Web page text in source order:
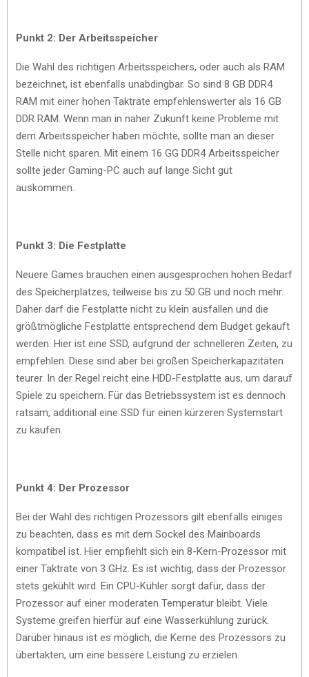
Punkt 2: Der Arbeitsspeicher
Die Wahl des richtigen Arbeitsspeichers, oder auch als RAM
bezeichnet, ist ebenfalls unabdingbar. So sind 8 GB DDR4
RAM mit einer hohen Taktrate empfehlenswerter als 16 GB
DDR RAM. Wenn man in naher Zukunft keine Probleme mit
dem Arbeitsspeicher haben möchte, sollte man an dieser
Stelle nicht sparen. Mit einem 16 GG DDR4 Arbeitsspeicher
sollte jeder Gaming-PC auch auf lange Sicht gut
auskommen.
Punkt 3: Die Festplatte
Neuere Games brauchen einen ausgesprochen hohen Bedarf
des Speicherplatzes, teilweise bis zu 50 GB und noch mehr.
Daher darf die Festplatte nicht zu klein ausfallen und die
größtmögliche Festplatte entsprechend dem Budget gekauft
werden. Hier ist eine SSD, aufgrund der schnelleren Zeiten, zu
empfehlen. Diese sind aber bei großen Speicherkapazitäten
teurer. In der Regel reicht eine HDD-Festplatte aus, um darauf
Spiele zu speichern. Für das Betriebssystem ist es dennoch
ratsam, additional eine SSD für einen kürzeren Systemstart
zu kaufen.
Punkt 4: Der Prozessor
Bei der Wahl des richtigen Prozessors gilt ebenfalls einiges
zu beachten, dass es mit dem Sockel des Mainboards
kompatibel ist. Hier empfiehlt sich ein 8-Kern-Prozessor mit
einer Taktrate von 3 GHz. Es ist wichtig, dass der Prozessor
stets gekühlt wird. Ein CPU-Kühler sorgt dafür, dass der
Prozessor auf einer moderaten Temperatur bleibt. Viele
Systeme greifen hierfür auf eine Wasserkühlung zurück.
Darüber hinaus ist es möglich, die Kerne des Prozessors zu
übertakten, um eine bessere Leistung zu erzielen.